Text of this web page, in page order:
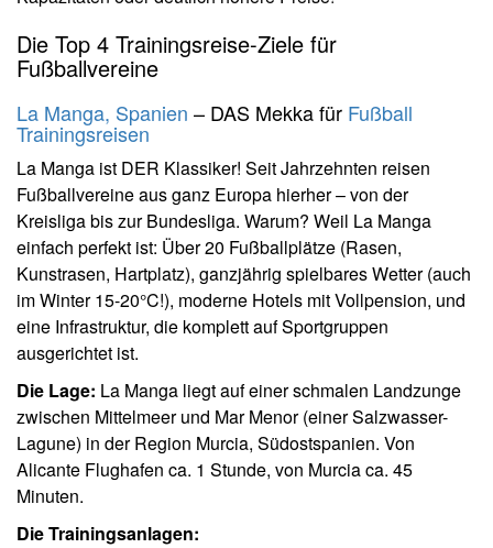
Die Top 4 Trainingsreise-Ziele für
Fußballvereine
La Manga, Spanien – DAS Mekka für Fußball
Trainingsreisen
La Manga ist DER Klassiker! Seit Jahrzehnten reisen
Fußballvereine aus ganz Europa hierher – von der
Kreisliga bis zur Bundesliga. Warum? Weil La Manga
einfach perfekt ist: Über 20 Fußballplätze (Rasen,
Kunstrasen, Hartplatz), ganzjährig spielbares Wetter (auch
im Winter 15-20°C!), moderne Hotels mit Vollpension, und
eine Infrastruktur, die komplett auf Sportgruppen
ausgerichtet ist.
Die Lage: La Manga liegt auf einer schmalen Landzunge
zwischen Mittelmeer und Mar Menor (einer Salzwasser-
Lagune) in der Region Murcia, Südostspanien. Von
Alicante Flughafen ca. 1 Stunde, von Murcia ca. 45
Minuten.
Die Trainingsanlagen: